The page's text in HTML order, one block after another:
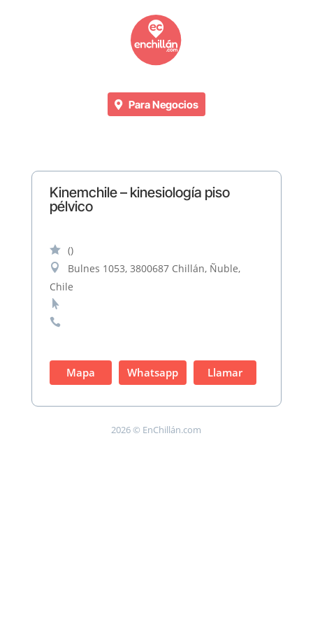
Para Negocios
Kinemchile – kinesiología piso
pélvico
 ()

Bulnes 1053, 3800687 Chillán, Ñuble,
Chile


Mapa Whatsapp Llamar
2026 © EnChillán.com